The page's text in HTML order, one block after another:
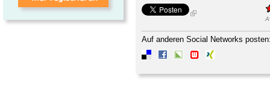
Auf anderen Social Networks